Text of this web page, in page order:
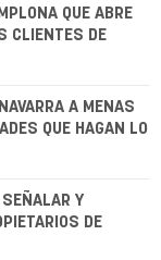
QUE ABRE
CLIENTES DE
A MENAS
QUE HAGAN LO
SEÑALAR Y
DE